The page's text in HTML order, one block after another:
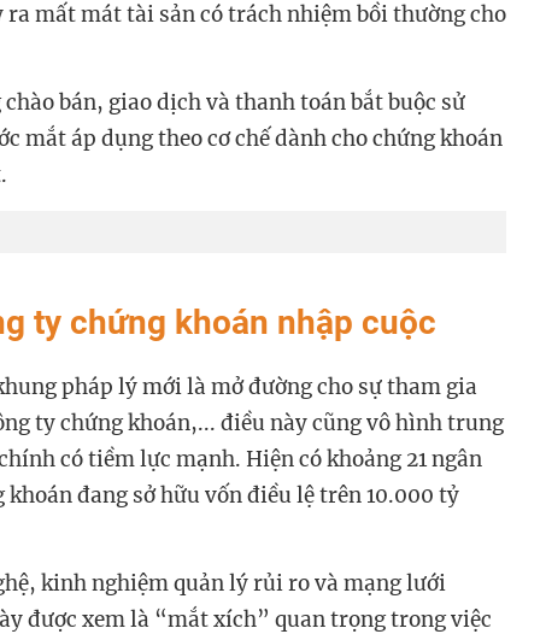
ra mất mát tài sản có trách nhiệm bồi thường cho
bán, giao dịch và thanh toán bắt buộc sử
mắt áp dụng theo cơ chế dành cho chứng khoán
ty chứng khoán nhập cuộc
pháp lý mới là mở đường cho sự tham gia
ty chứng khoán,... điều này cũng vô hình trung
có tiềm lực mạnh. Hiện có khoảng 21 ngân
đang sở hữu vốn điều lệ trên 10.000 tỷ
kinh nghiệm quản lý rủi ro và mạng lưới
được xem là “mắt xích” quan trọng trong việc